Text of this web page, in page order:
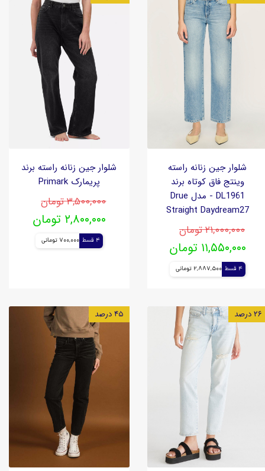
شلوار جین زنانه راسته
وینتج فاق کوتاه برند
DL1961 - مدل Drue
Straight Daydream27
۲۱,۰۰۰,۰۰۰ تومان
۱۱,۵۵۰,۰۰۰ تومان
4 قسط 2,887,500 تومانی
شلوار جین زنانه راسته برند
پریمارک Primark
۳,۵۰۰,۰۰۰ تومان
۲,۸۰۰,۰۰۰ تومان
4 قسط 700,000 تومانی
۲۶ درصد ۴۵ درصد